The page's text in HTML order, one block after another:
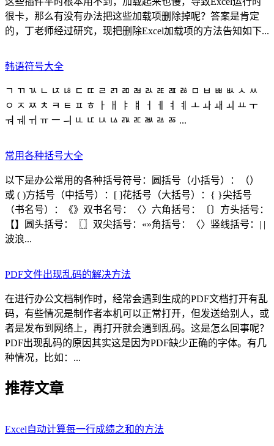
很卡，那么有没有办法把这些加载项删除掉呢？答案是肯定
的，丁老师经过研究，现把删除Excel加载项的方法告知如下...
韩语符号大全
ㄱ ㄲ ㄳ ㄴ ㄵ ㄶ ㄷ ㄸ ㄹ ㄺ ㄻ ㄼ ㄽ ㄾ ㄿ ㅀ ㅁ ㅂ ㅃ ㅄ ㅅ ㅆ
ㅇ ㅈ ㅉ ㅊ ㅋ ㅌ ㅍ ㅎ ㅏ ㅐ ㅑ ㅒ ㅓ ㅔ ㅕ ㅖ ㅗ ㅘ ㅙ ㅚ ㅛ ㅜ
ㅝ ㅞ ㅟ ㅠ ㅡ ㅢ ㅥ ㅦ ㅧ ㅨ ㅩ ㅪ ㅫ ㅬ ㅭ ...
常用各种括号大全
以下是办公常用的各种括号符号：圆括号（小括号）：（）
或 ( )方括号（中括号）：[ ]花括号（大括号）：{ }尖括号
（书名号）：《》双书名号：〈〉六角括号：〔〕方头括号：
【】圆头括号：〖〗双尖括号：«»角括号：〈〉竖线括号：| |
波浪...
PDF文件出现乱码的解决方法
在进行办公文档制作时，经常会遇到生成的PDF文档打开有乱
码，有些情况是制作者本机可以正常打开，但发送给别人，或
者是发布到网络上，再打开就会遇到乱码。这是怎么回事呢？
PDF出现乱码的原因其实这是因为PDF缺少正确的字体。有几
种情况，比如：...
推荐文章
Excel自动计算每一行成绩之和的方法